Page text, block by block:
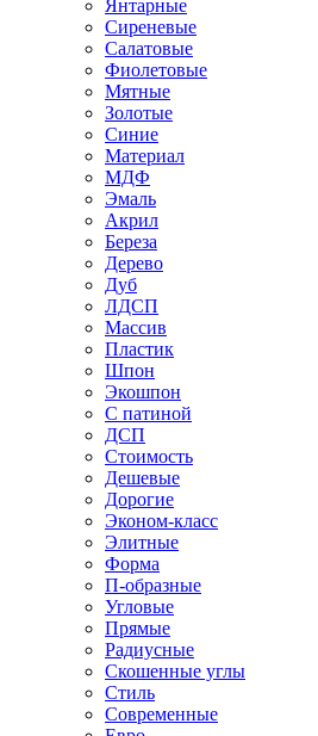
Янтарные
Сиреневые
Салатовые
Фиолетовые
Мятные
Золотые
Синие
Материал
МДФ
Эмаль
Акрил
Береза
Дерево
Дуб
ЛДСП
Массив
Пластик
Шпон
Экошпон
С патиной
ДСП
Стоимость
Дешевые
Дорогие
Эконом-класс
Элитные
Форма
П-образные
Угловые
Прямые
Радиусные
Скошенные углы
Стиль
Современные